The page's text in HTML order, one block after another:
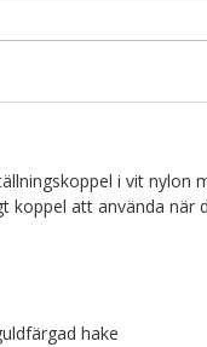
i vit nylon
koppel att använda när
hake